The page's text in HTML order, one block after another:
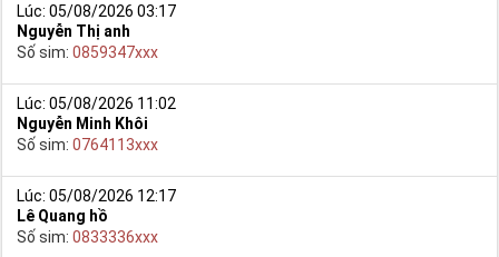
Lúc: 05/08/2026 03:17
Nguyễn Thị anh
Số sim: 0859347xxx
Lúc: 05/08/2026 11:02
Nguyễn Minh Khôi
Số sim: 0764113xxx
Lúc: 05/08/2026 12:17
Lê Quang hồ
Số sim: 0833336xxx